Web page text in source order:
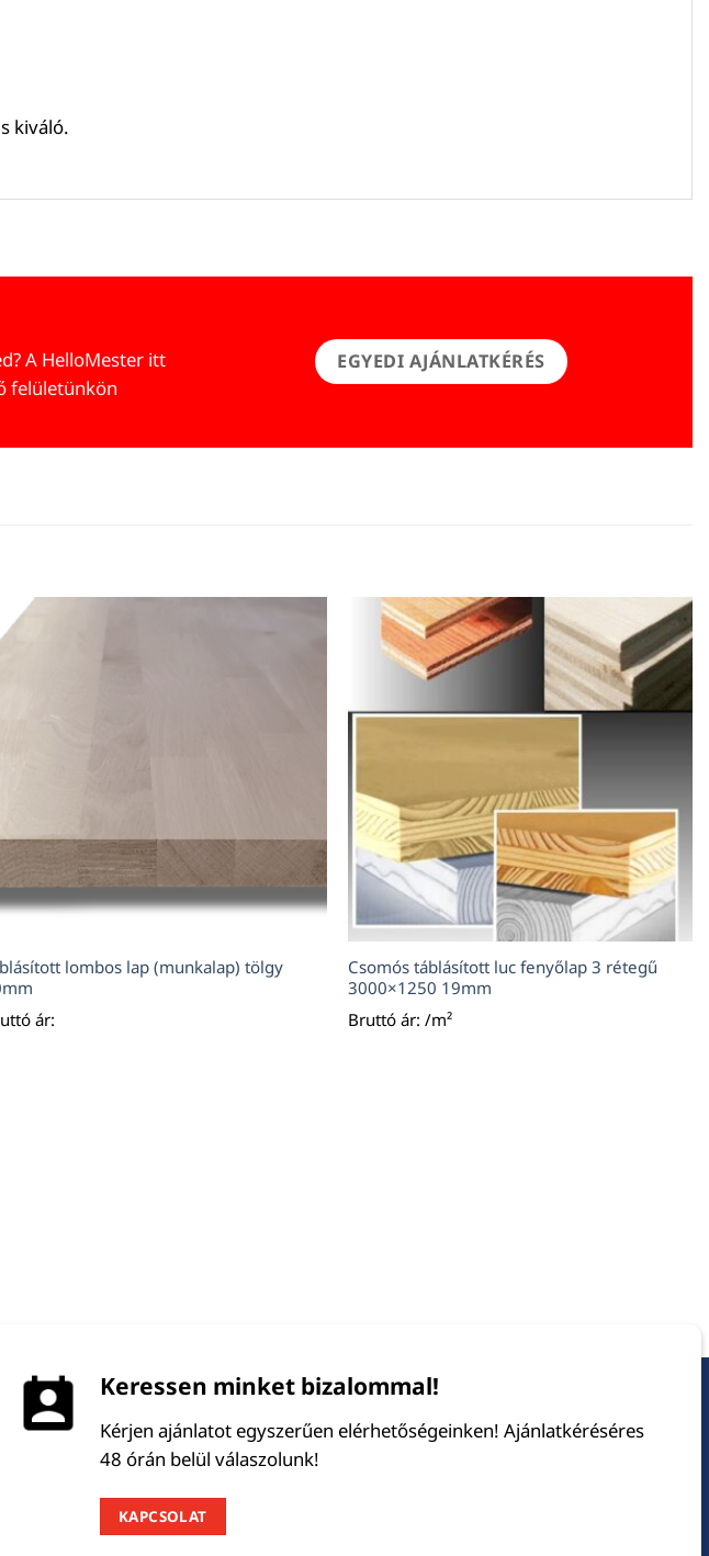
kiváló.
A HelloMester itt
felületünkön
EGYEDI AJÁNLATKÉRÉS
lombos lap (munkalap) tölgy
ár:
Csomós táblásított luc fenyőlap 3 rétegű
3000×1250 19mm
Bruttó ár: /m²
Keressen minket bizalommal!
Kérjen ajánlatot egyszerűen elérhetőségeinken! Ajánlatkéréséres
48 órán belül válaszolunk!
KAPCSOLAT